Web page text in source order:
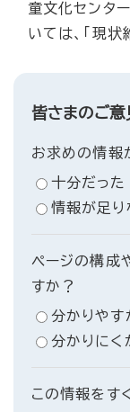
童文化センタ
いては、「現状
皆さまのご意
お求めの情報
十分だった
情報が足り
ページの構成
すか？
分かりやす
分かりにく
この情報をす